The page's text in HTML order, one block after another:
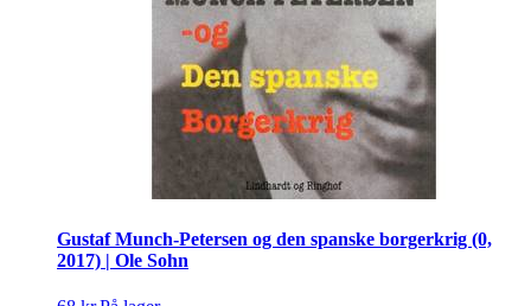
Gustaf Munch-Petersen og den spanske borgerkrig (0,
2017) | Ole Sohn